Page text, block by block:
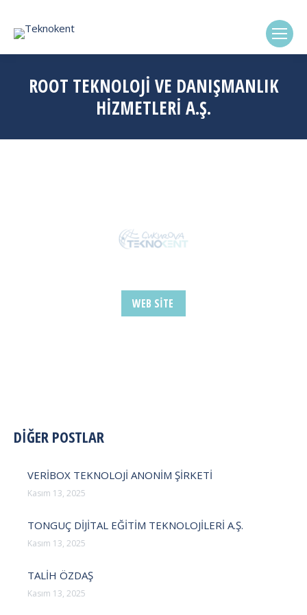
ROOT TEKNOLOJİ VE DANIŞMANLIK
HİZMETLERİ A.Ş.
WEB SITE
POST
DİĞER POSTLAR
VERİBOX TEKNOLOJİ ANONİM ŞİRKETİ
Kasım 13, 2025
TONGUÇ DİJİTAL EĞİTİM TEKNOLOJİLERİ A.Ş.
Kasım 13, 2025
TALİH ÖZDAŞ
Kasım 13, 2025